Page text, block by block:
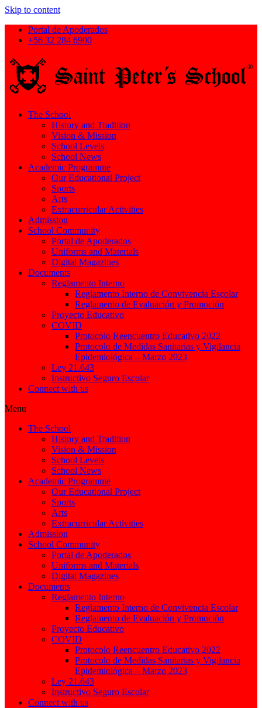
Skip to content
Portal de Apoderados
+56 32 284 6900
The School
History and Tradition
Vision & Mission
School Levels
School News
Academic Programme
Our Educational Project
Sports
Arts
Extracurricular Activities
Admission
School Community
Portal de Apoderados
Uniforms and Materials
Digital Magazines
Documents
Reglamento Interno
Reglamento Interno de Convivencia Escolar
Reglamento de Evaluación y Promoción
Proyecto Educativo
COVID
Protocolo Reencuentro Educativo 2022
Protocolo de Medidas Sanitarias y Vigilancia
Epidemiológica – Marzo 2023
Ley 21.643
Instructivo Seguro Escolar
Connect with us
Menu
The School
History and Tradition
Vision & Mission
School Levels
School News
Academic Programme
Our Educational Project
Sports
Arts
Extracurricular Activities
Admission
School Community
Portal de Apoderados
Uniforms and Materials
Digital Magazines
Documents
Reglamento Interno
Reglamento Interno de Convivencia Escolar
Reglamento de Evaluación y Promoción
Proyecto Educativo
COVID
Protocolo Reencuentro Educativo 2022
Protocolo de Medidas Sanitarias y Vigilancia
Epidemiológica – Marzo 2023
Ley 21.643
Instructivo Seguro Escolar
Connect with us